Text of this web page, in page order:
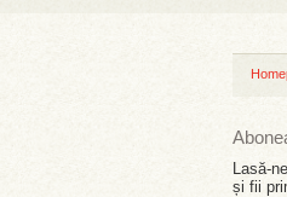
Lasă-
și fii